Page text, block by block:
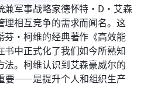
兼军事战略家德怀特·D·艾森
理相互竞争的需求而闻名。这
芬·柯维的经典著作《高效能
书中正式化了我们如今所熟知
法。柯维认识到艾森豪威尔的
——是提升个人和组织生产